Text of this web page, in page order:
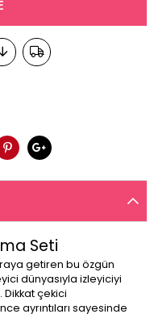
Seti
getiren bu özgün
dünyasıyla izleyiciyi
çekici
ayrıntıları sayesinde